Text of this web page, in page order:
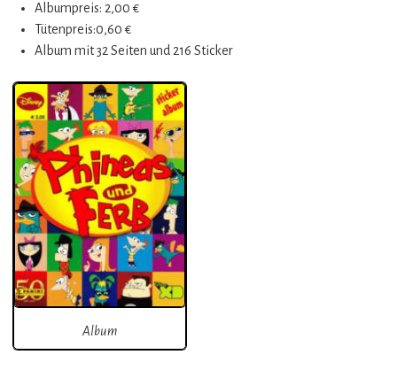
Albumpreis: 2,00 €
Tütenpreis:0,60 €
Album mit 32 Seiten und 216 Sticker
Album